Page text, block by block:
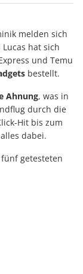
melden sich
hat sich
und Temu
bestellt.
Ahnung, was in
durch die
Hit bis zum
dabei.
getesteten